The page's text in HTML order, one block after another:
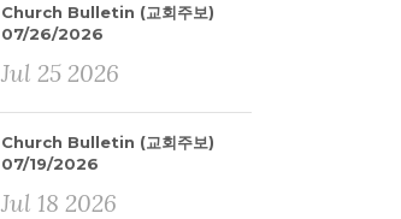
Church Bulletin (교회주보)
07/26/2026
Jul 25 2026
Church Bulletin (교회주보)
07/19/2026
Jul 18 2026